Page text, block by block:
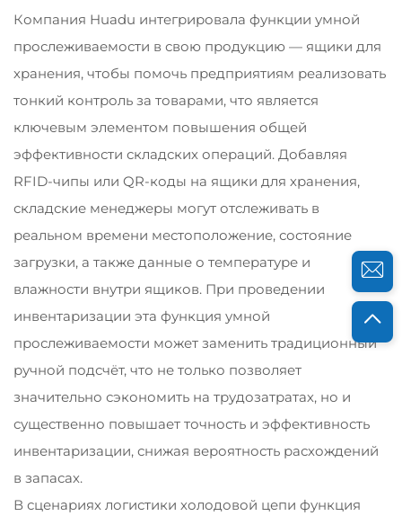
Компания Huadu интегрировала функции умной
прослеживаемости в свою продукцию — ящики для
хранения, чтобы помочь предприятиям реализовать
тонкий контроль за товарами, что является
ключевым элементом повышения общей
эффективности складских операций. Добавляя
RFID-чипы или QR-коды на ящики для хранения,
складские менеджеры могут отслеживать в
реальном времени местоположение, состояние
загрузки, а также данные о температуре и
влажности внутри ящиков. При проведении
инвентаризации эта функция умной
прослеживаемости может заменить традиционный
ручной подсчёт, что не только позволяет
значительно сэкономить на трудозатратах, но и
существенно повышает точность и эффективность
инвентаризации, снижая вероятность расхождений
в запасах.
В сценариях логистики холодовой цепи функция